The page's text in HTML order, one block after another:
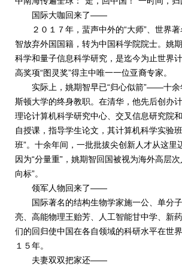
国际大咖回来了——
２０１７年，蜚声中外的“大师”、世界
智放弃外国国籍，转为中国科学院院士。姚
科学和量子信息科学研究，是迄今为止世界
高奖项“图灵奖”得主中唯一一位亚裔专家。
实际上，姚期智早已“归心似箭”——十余
斯顿大学的终身教职。在清华，他先后创办
理论计算机科学研究中心、交叉信息研究院
自授课，指导学生论文，其计算机科学实验
班”。十余年间，一批批拔尖创新人才从这里
因为“分量重”，姚期智回国被视为海外高层
向标”。
领军人物回来了——
国际著名的结构生物学家施一公、单分
亮、高能物理王贻芳、人工智能甘中学、
们的回归使中国在各自领域的科研水平在世
１５年。
夫妻双双把家还——